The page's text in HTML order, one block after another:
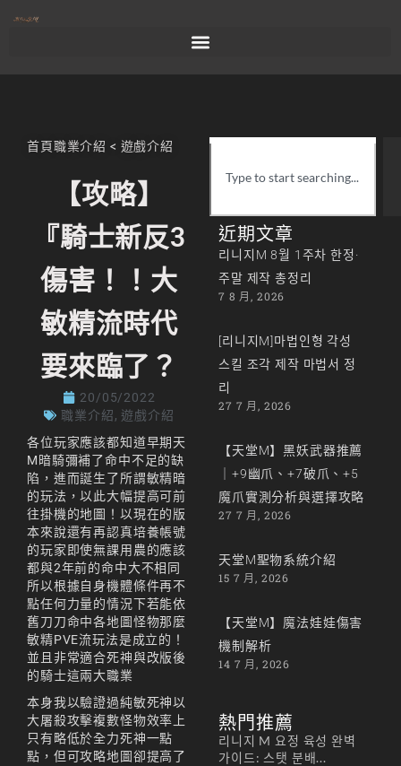
首頁職業介紹 < 遊戲介紹
【攻略】
『騎士新反3
傷害！！大
敏精流時代
要來臨了？
20/05/2022
職業介紹, 遊戲介紹
各位玩家應該都知道早期天
M暗騎彌補了命中不足的缺
陷，進而誕生了所謂敏精暗
的玩法，以此大幅提高可前
往掛機的地圖！以現在的版
本來說還有再認真培養帳號
的玩家即使無課用農的應該
都與2年前的命中大不相同
所以根據自身機體條件再不
點任何力量的情況下若能依
舊刀刀命中各地圖怪物那麼
敏精PVE流玩法是成立的！
並且非常適合死神與改版後
的騎士這兩大職業
本身我以驗證過純敏死神以
大屠殺攻擊複數怪物效率上
只有略低於全力死神一點
點，但可攻略地圖卻提高了
近期文章
리니지M 8월 1주차 한정·
주말 제작 총정리
7 8 月, 2026
[리니지M]마법인형 각성
스킬 조각 제작 마법서 정
리
27 7 月, 2026
【天堂M】黑妖武器推薦
｜+9幽爪、+7破爪、+5
魔爪實測分析與選擇攻略
27 7 月, 2026
天堂M聖物系統介紹
15 7 月, 2026
【天堂M】魔法娃娃傷害
機制解析
14 7 月, 2026
熱門推薦
리니지 M 요정 육성 완벽
가이드: 스탯 분배...